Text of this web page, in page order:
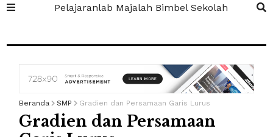
Beranda SMP Gradien dan Persamaan Garis Lurus
Gradien dan Persamaan